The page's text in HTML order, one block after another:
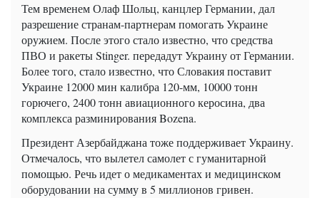
Тем временем Олаф Шольц, канцлер Германии, дал
разрешение странам-партнерам помогать Украине
оружием. После этого стало известно, что средства
ПВО и ракеты Stinger. передадут Украину от Германии.
Более того, стало известно, что Словакия поставит
Украине 12000 мин калибра 120-мм, 10000 тонн
горючего, 2400 тонн авиационного керосина, два
комплекса разминирования Bozena.
Президент Азербайджана тоже поддерживает Украину.
Отмечалось, что вылетел самолет с гуманитарной
помощью. Речь идет о медикаментах и медицинском
оборудовании на сумму в 5 миллионов гривен.